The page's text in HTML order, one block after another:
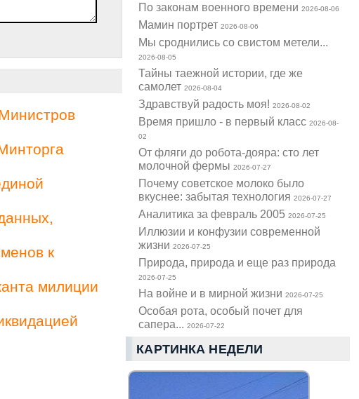
По законам военного времени2026-08-06
Мамин портрет2026-08-06
Мы сроднились со свистом метели...
2026-08-05
Тайны таежной истории, где же
самолет2026-08-04
Здравствуй радость моя!2026-08-02
Время пришло - в первый класс2026-08-
02
От фляги до робота-дояра: сто лет
молочной фермы2026-07-27
Почему советское молоко было
вкуснее: забытая технология2026-07-27
Аналитика за февраль 20052026-07-25
Иллюзии и конфузии современной
жизни2026-07-25
Природа, природа и еще раз природа
2026-07-25
На войне и в мирной жизни2026-07-25
Особая рота, особый почет для
сапера...2026-07-22
КАРТИНКА НЕДЕЛИ
к
милиции